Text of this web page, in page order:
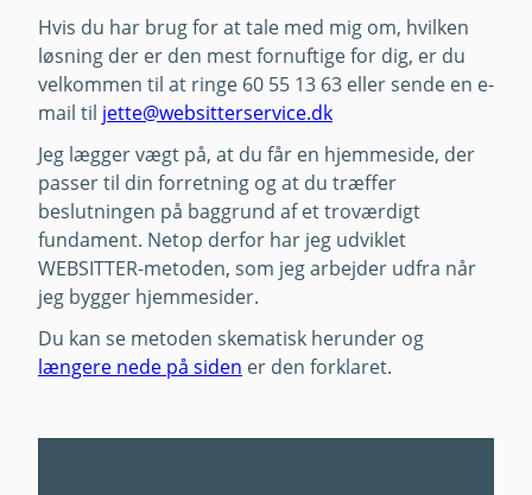
Hvis du har brug for at tale med mig om, hvilken
løsning der er den mest fornuftige for dig, er du
velkommen til at ringe 60 55 13 63 eller sende en e-
mail til jette@websitterservice.dk
Jeg lægger vægt på, at du får en hjemmeside, der
passer til din forretning og at du træffer
beslutningen på baggrund af et troværdigt
fundament. Netop derfor har jeg udviklet
WEBSITTER-metoden, som jeg arbejder udfra når
jeg bygger hjemmesider.
Du kan se metoden skematisk herunder og
længere nede på siden er den forklaret.